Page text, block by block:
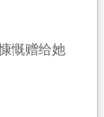
慨赠给她